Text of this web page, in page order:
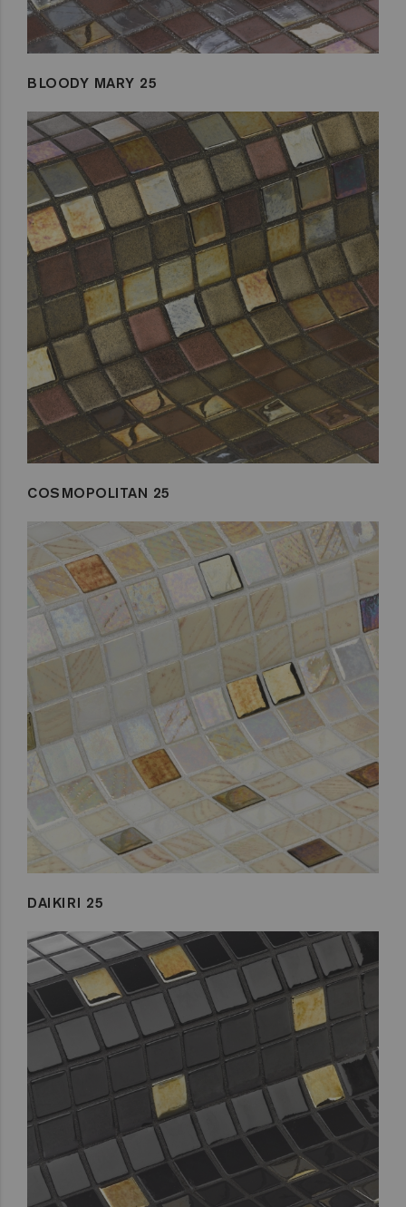
BLOODY MARY 25
COSMOPOLITAN 25
DAIKIRI 25